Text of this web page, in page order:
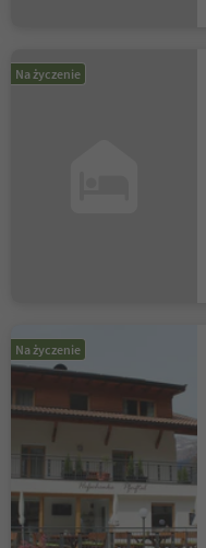
Na życzenie
Na życzenie